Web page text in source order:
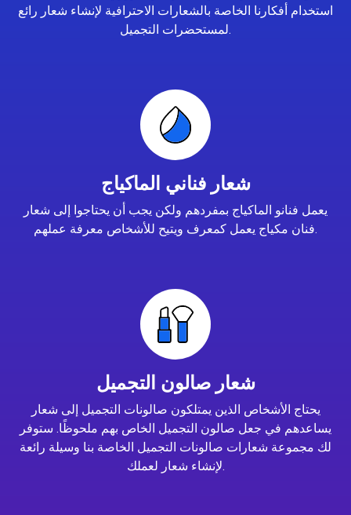
استخدام أفكارنا الخاصة بالشعارات الاحترافية لإنشاء شعار رائع
لمستحضرات التجميل.
شعار فناني الماكياج
يعمل فنانو الماكياج بمفردهم ولكن يجب أن يحتاجوا إلى شعار
فنان مكياج يعمل كمعرف ويتيح للأشخاص معرفة عملهم.
شعار صالون التجميل
يحتاج الأشخاص الذين يمتلكون صالونات التجميل إلى شعار
يساعدهم في جعل صالون التجميل الخاص بهم ملحوظًا. ستوفر
لك مجموعة شعارات صالونات التجميل الخاصة بنا وسيلة رائعة
لإنشاء شعار لعملك.